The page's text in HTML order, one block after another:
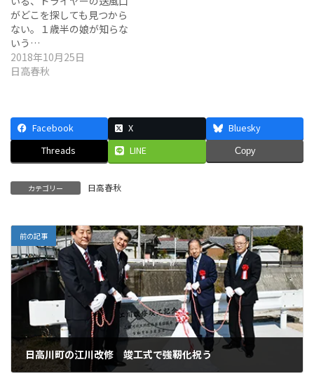
がどこを探しても見つから
ない。１歳半の娘が知らな
いう…
2018年10月25日
日高春秋
Facebook X
Bluesky
Threads
LINE Copy
カテゴリー 日高春秋
前の記事
日高川町の江川改修 竣工式で強靭化祝う